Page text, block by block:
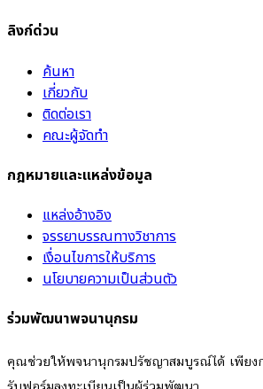
ลิงก์ด่วน
ค้นหา
เกี่ยวกับ
ติดต่อเรา
คณะผู้จัดทำ
กฎหมายและแหล่งข้อมูล
แหล่งอ้างอิง
จรรยาบรรณทางวิชาการ
เงื่อนไขการให้บริการ
นโยบายความเป็นส่วนตัว
ร่วมพัฒนาพจนานุกรม
คุณช่วยให้พจนานุกรมปรัชญาสมบูรณ์ได้ เพียงก